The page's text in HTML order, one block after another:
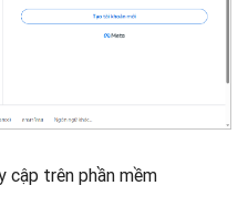
cập trên phần mềm